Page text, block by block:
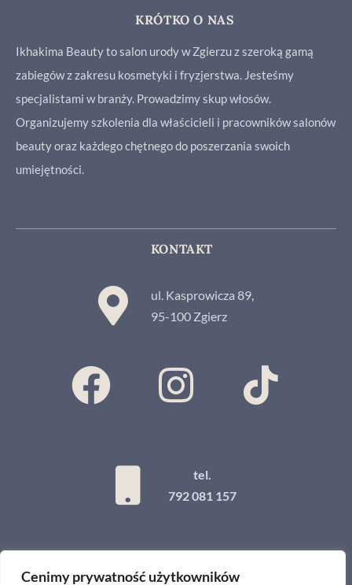
Cenimy prywatność użytkowników
KRÓTKO O NAS
Ikhakima Beauty to salon urody w Zgierzu z szeroką gamą
zabiegów z zakresu kosmetyki i fryzjerstwa. Jesteśmy
specjalistami w branży. Prowadzimy skup włosów.
Organizujemy szkolenia dla właścicieli i pracowników salonów
beauty oraz każdego chętnego do poszerzania swoich
umiejętności.
KONTAKT
ul. Kasprowicza 89,
95-100 Zgierz
tel.
792 081 157